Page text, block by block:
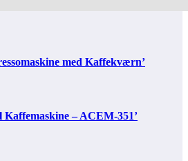
med Kaffekværn’
– ACEM-351’